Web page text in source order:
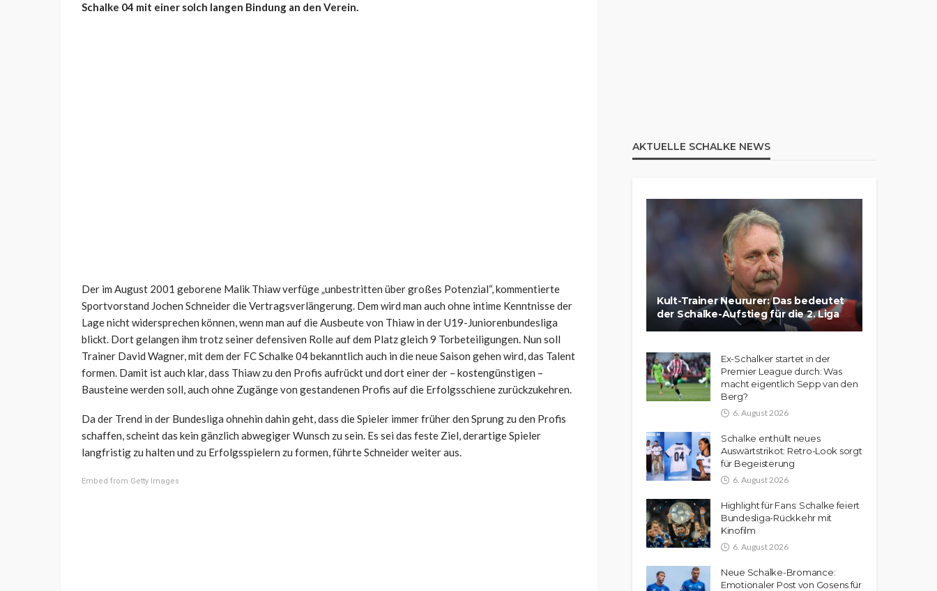
Schalke 04 mit einer solch langen Bindung an den Verein.
Der im August 2001 geborene Malik Thiaw verfüge „unbestritten über großes Potenzial“, kommentierte
Sportvorstand Jochen Schneider die Vertragsverlängerung. Dem wird man auch ohne intime Kenntnisse der
Lage nicht widersprechen können, wenn man auf die Ausbeute von Thiaw in der U19-Juniorenbundesliga
blickt. Dort gelangen ihm trotz seiner defensiven Rolle auf dem Platz gleich 9 Torbeteiligungen. Nun soll
Trainer David Wagner, mit dem der FC Schalke 04 bekanntlich auch in die neue Saison gehen wird, das Talent
formen. Damit ist auch klar, dass Thiaw zu den Profis aufrückt und dort einer der – kostengünstigen –
Bausteine werden soll, auch ohne Zugänge von gestandenen Profis auf die Erfolgsschiene zurückzukehren.
Da der Trend in der Bundesliga ohnehin dahin geht, dass die Spieler immer früher den Sprung zu den Profis
schaffen, scheint das kein gänzlich abwegiger Wunsch zu sein. Es sei das feste Ziel, derartige Spieler
langfristig zu halten und zu Erfolgsspielern zu formen, führte Schneider weiter aus.
Embed from Getty Images
AKTUELLE SCHALKE NEWS
Kult-Trainer Neururer: Das bedeutet
der Schalke-Aufstieg für die 2. Liga
Ex-Schalker startet in der
Premier League durch: Was
macht eigentlich Sepp van den
Berg?
6. August 2026
Schalke enthüllt neues
Auswärtstrikot: Retro-Look sorgt
für Begeisterung
6. August 2026
Highlight für Fans: Schalke feiert
Bundesliga-Rückkehr mit
Kinofilm
6. August 2026
Neue Schalke-Bromance:
Emotionaler Post von Gosens für